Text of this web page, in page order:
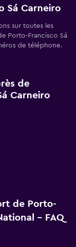
Sá Carneiro
sur toutes les
Porto-Francisco Sá
de téléphone.
de
Carneiro
de Porto-
- FAQ